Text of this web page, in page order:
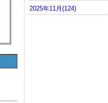
2025年11月(124)